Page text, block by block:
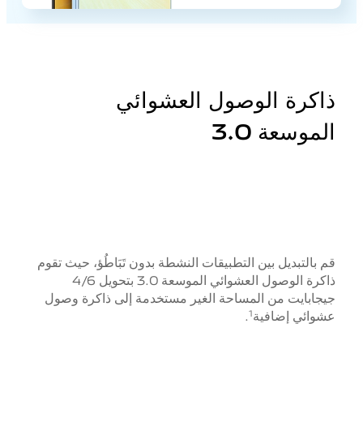
ذاكرة الوصول العشوائي
الموسعة 3.0
قم بالتبديل بين التطبيقات النشطة بدون تَبَاطُؤ، حيث تقوم
ذاكرة الوصول العشوائي الموسعة 3.0 بتحويل 4/6
جيجابايت من المساحة الغير مستخدمة إلى ذاكرة وصول
عشوائي إضافية1
.